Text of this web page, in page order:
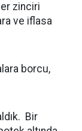
zinciri
ve iflasa
borcu,
Bir